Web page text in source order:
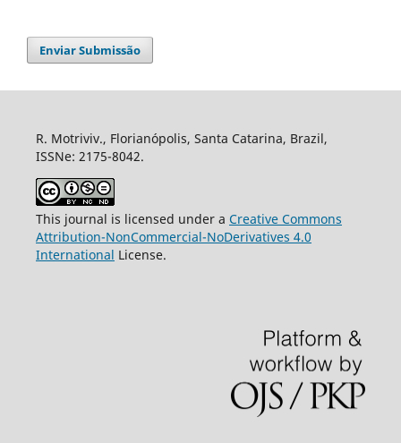
Enviar Submissão
R. Motriviv., Florianópolis, Santa Catarina, Brazil,
ISSNe: 2175-8042.
This journal is licensed under a Creative Commons
Attribution-NonCommercial-NoDerivatives 4.0
International License.